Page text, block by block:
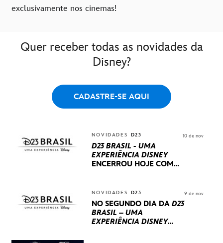
exclusivamente nos cinemas!
Quer receber todas as novidades da
Disney?
CADASTRE-SE AQUI
NOVIDADES D23
D23 BRASIL - UMA
EXPERIÊNCIA DISNEY
ENCERROU HOJE COM
INTERNACIONAIS E
PRODUÇÕES BRASILEIRAS
10 de nov
NOVIDADES D23
NO SEGUNDO DIA DA D23
BRASIL – UMA
EXPERIÊNCIA DISNEY
9 de nov